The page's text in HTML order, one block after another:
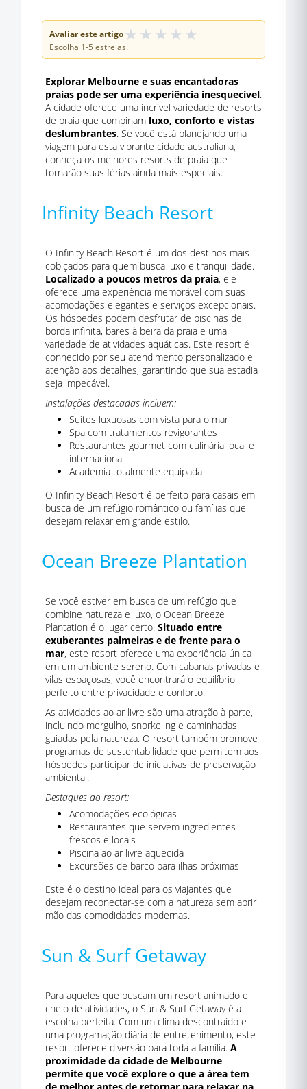
Avaliar este artigo★ ★ ★ ★ ★
Escolha 1-5 estrelas.
Explorar Melbourne e suas encantadoras
praias pode ser uma experiência inesquecível.
A cidade oferece uma incrível variedade de resorts
de praia que combinam luxo, conforto e vistas
deslumbrantes. Se você está planejando uma
viagem para esta vibrante cidade australiana,
conheça os melhores resorts de praia que
tornarão suas férias ainda mais especiais.
Infinity Beach Resort
O Infinity Beach Resort é um dos destinos mais
cobiçados para quem busca luxo e tranquilidade.
Localizado a poucos metros da praia, ele
oferece uma experiência memorável com suas
acomodações elegantes e serviços excepcionais.
Os hóspedes podem desfrutar de piscinas de
borda infinita, bares à beira da praia e uma
variedade de atividades aquáticas. Este resort é
conhecido por seu atendimento personalizado e
atenção aos detalhes, garantindo que sua estadia
seja impecável.
Instalações destacadas incluem:
Suítes luxuosas com vista para o mar
Spa com tratamentos revigorantes
Restaurantes gourmet com culinária local e
internacional
Academia totalmente equipada
O Infinity Beach Resort é perfeito para casais em
busca de um refúgio romântico ou famílias que
desejam relaxar em grande estilo.
Ocean Breeze Plantation
Se você estiver em busca de um refúgio que
combine natureza e luxo, o Ocean Breeze
Plantation é o lugar certo. Situado entre
exuberantes palmeiras e de frente para o
mar, este resort oferece uma experiência única
em um ambiente sereno. Com cabanas privadas e
vilas espaçosas, você encontrará o equilíbrio
perfeito entre privacidade e conforto.
As atividades ao ar livre são uma atração à parte,
incluindo mergulho, snorkeling e caminhadas
guiadas pela natureza. O resort também promove
programas de sustentabilidade que permitem aos
hóspedes participar de iniciativas de preservação
ambiental.
Destaques do resort:
Acomodações ecológicas
Restaurantes que servem ingredientes
frescos e locais
Piscina ao ar livre aquecida
Excursões de barco para ilhas próximas
Este é o destino ideal para os viajantes que
desejam reconectar-se com a natureza sem abrir
mão das comodidades modernas.
Sun & Surf Getaway
Para aqueles que buscam um resort animado e
cheio de atividades, o Sun & Surf Getaway é a
escolha perfeita. Com um clima descontraído e
uma programação diária de entretenimento, este
resort oferece diversão para toda a família. A
proximidade da cidade de Melbourne
permite que você explore o que a área tem